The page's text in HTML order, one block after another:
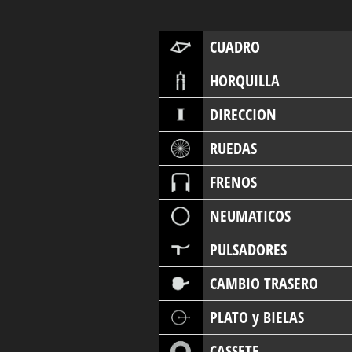
CUADRO
HORQUILLA
DIRECCION
RUEDAS
FRENOS
NEUMATICOS
PULSADORES
CAMBIO TRASERO
PLATO y BIELAS